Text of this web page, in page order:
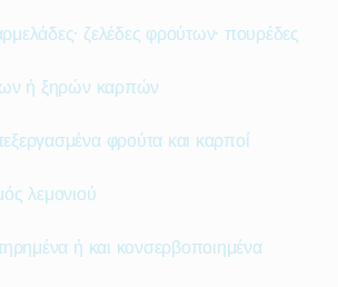
ζελέδες φρούτων· πουρέδες
ή ξηρών καρπών
φρούτα και καρποί
λεμονιού
ή και κονσερβοποιημένα